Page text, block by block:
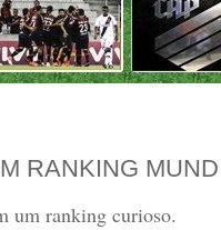
RANKING
um ranking curioso.